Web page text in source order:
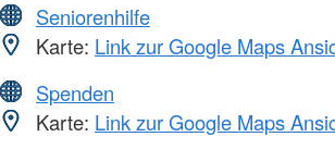
Seniorenhilfe
Karte: Link zur Google Maps
Spenden
Karte: Link zur Google Maps